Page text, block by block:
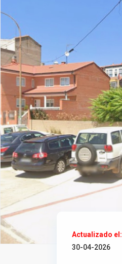
Actualizado el:
30-04-2026